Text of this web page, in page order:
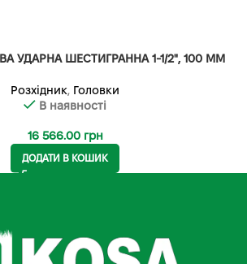
УДАРНА ШЕСТИГРАННА 1-1/2", 100 ММ
Розхідник, Головки
В наявності
16 566.00 грн
ДОДАТИ В КОШИК